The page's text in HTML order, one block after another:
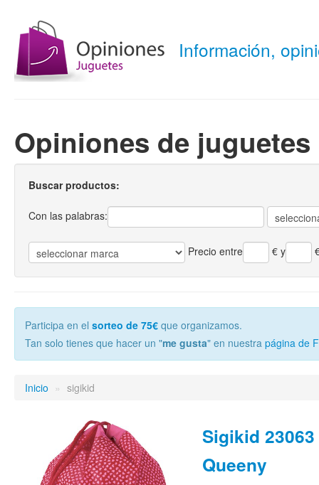
Información,
Opiniones de
Buscar productos:
Con las palabras:
Precio entre €y
Participa en el sorteo de 75€ que organizamos.
Tan solo tienes que hacer un "me gusta" en nuestra página de
Inicio » sigikid
Sigikid
Queeny